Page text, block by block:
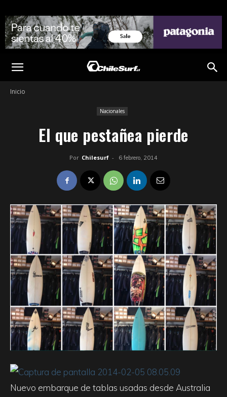
Inicio
Nacionales
El que pestañea pierde
Por Chilesurf - 6 febrero, 2014
Nuevo embarque de tablas usadas desde Australia